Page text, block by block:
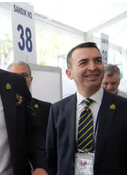
Bilecik
Bingöl
Bitlis
Bolu
Burdur
Bursa